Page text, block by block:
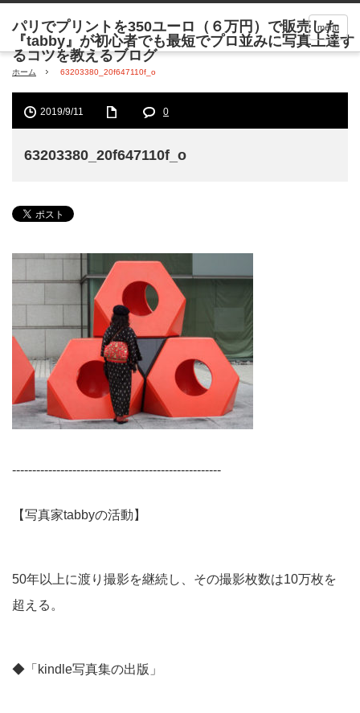
menu
ホーム 63203380_20f647110f_o
2019/9/11 0
63203380_20f647110f_o
----------------------------------------------------
【写真家tabbyの活動】
50年以上に渡り撮影を継続し、その撮影枚数は10万枚を
超える。
◆「kindle写真集の出版」